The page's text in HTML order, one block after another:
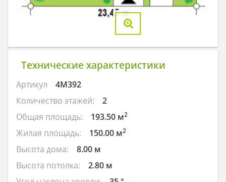
Технические характеристики
Артикул
4M392
Количество этажей:
2
Общая площадь:
193.50 м2
Жилая площадь: 150.00 м2
Высота дома:
8.00 м
Высота потолка:
2.80 м